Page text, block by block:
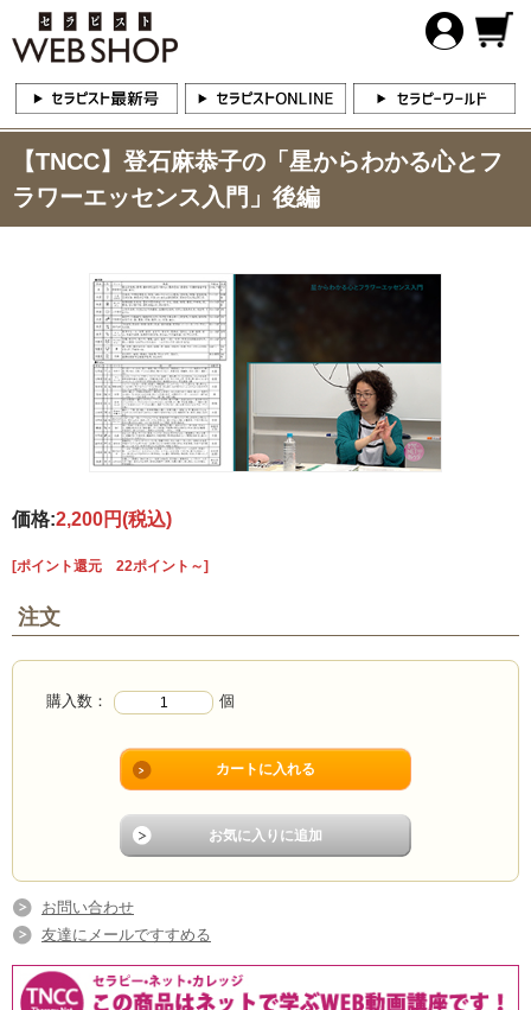
【TNCC】登石麻恭子の「星からわかる心とフ
ラワーエッセンス入門」後編
価格:2,200円(税込)
[ポイント還元 22ポイント～]
注文
購入数： 個
お問い合わせ
友達にメールですすめる